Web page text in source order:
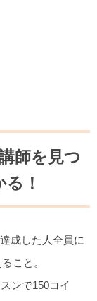
師を見つ
！
成した人全員に
こと。
ンで150コイ